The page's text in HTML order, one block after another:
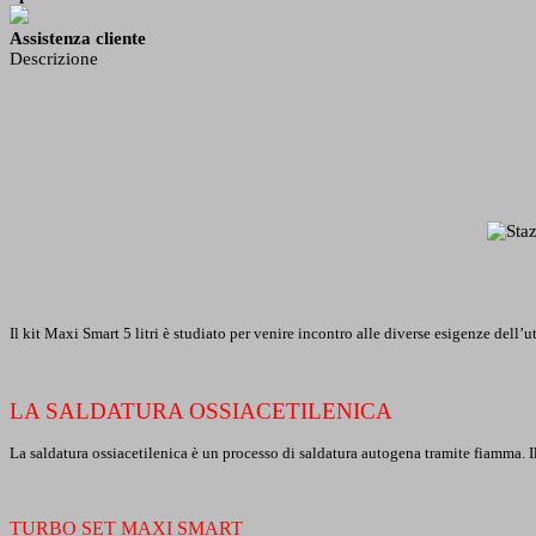
Assistenza cliente
Descrizione
Il kit Maxi Smart 5 litri è studiato per venire incontro alle diverse esigenze
LA SALDATURA OSSIACETILENICA
La saldatura ossiacetilenica è un processo di saldatura autogena tramite
TURBO SET MAXI SMART